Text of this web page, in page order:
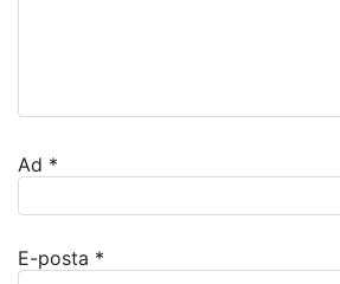
Ad *
E-posta *